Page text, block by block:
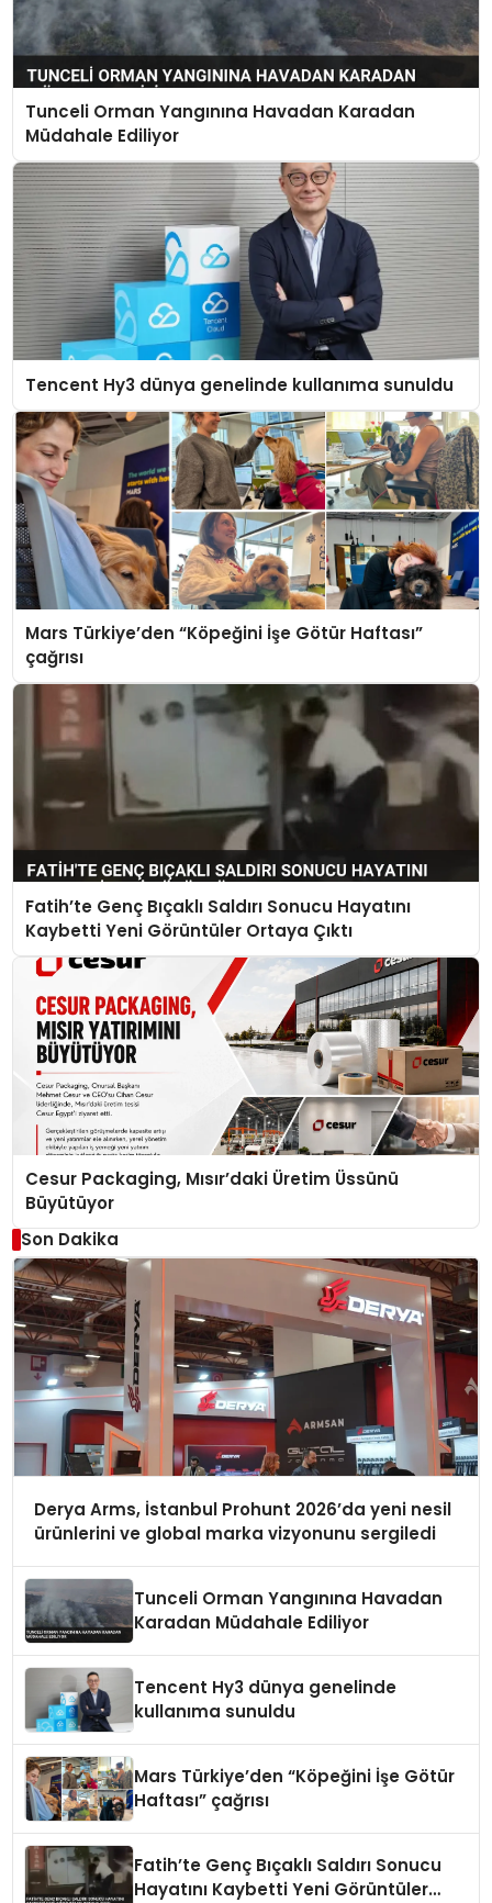
Tunceli Orman Yangınına Havadan Karadan
Müdahale Ediliyor
Tencent Hy3 dünya genelinde kullanıma sunuldu
Mars Türkiye’den “Köpeğini İşe Götür Haftası”
çağrısı
Fatih’te Genç Bıçaklı Saldırı Sonucu Hayatını
Kaybetti Yeni Görüntüler Ortaya Çıktı
Cesur Packaging, Mısır’daki Üretim Üssünü
Büyütüyor
Son Dakika
Derya Arms, İstanbul Prohunt 2026’da yeni nesil
ürünlerini ve global marka vizyonunu sergiledi
Tunceli Orman Yangınına Havadan
Karadan Müdahale Ediliyor
Tencent Hy3 dünya genelinde
kullanıma sunuldu
Mars Türkiye’den “Köpeğini İşe Götür
Haftası” çağrısı
Fatih’te Genç Bıçaklı Saldırı Sonucu
Hayatını Kaybetti Yeni Görüntüler